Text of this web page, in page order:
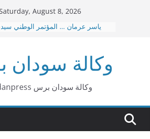
August 8, 2026
ياسر عرمان … المؤتمر الوطني
عاجل … نقل العاصمة الإدارية
بورتسودان الي
د. امين حسن عمر – الإسلاميون … لا
وكالة
sudanpress وكالة سودان برس